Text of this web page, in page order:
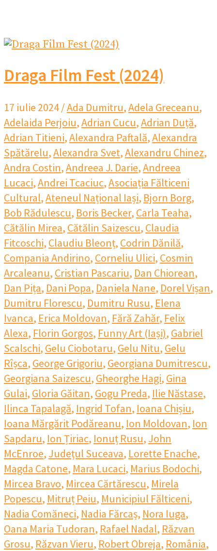
Draga Film Fest (2024)
17 iulie 2024/Ada Dumitru,Adela Greceanu,
Adelaida Perjoiu,Adrian Cucu,Adrian Duță,
Adrian Titieni,Alexandra Paftală,Alexandra
Spătărelu,Alexandra Svet,Alexandru Chinez,
Andra Costin,Andreea J. Darie,Andreea
Lucaci,Andrei Tcaciuc,Asociația Fălticeni
Cultural,Ateneul Național Iași, Bjorn Borg,
Bob Rădulescu, Boris Becker, Carla Teaha,
Cătălin Mirea, Cătălin Saizescu, Claudia
Fitcoschi, Claudiu Bleonț, Codrin Dănilă,
Compania Andirino, Corneliu Ulici, Cosmin
Arcaleanu, Cristian Pascariu, Dan Chiorean,
Dan Pița, Dani Popa, Daniela Nane, Dorel Vișan,
Dumitru Florescu, Dumitru Rusu, Elena
Ivanca, Erica Moldovan, Fără Zahăr, Felix
Alexa, Florin Gorgos, Funny Art (Iași), Gabriel
Scalschi, Gelu Ciobotaru, Gelu Nitu, Gelu
Rîșca, George Grigoriu, Georgiana Dumitrescu,
Georgiana Saizescu, Gheorghe Hagi, Gina
Gulai, Gloria Găitan, Gogu Preda, Ilie Năstase,
Ilinca Tapalagă, Ingrid Tofan, Ioana Chișiu,
Ioana Mărgărit Podăreanu, Ion Moldovan, Ion
Sapdaru, Ion Țiriac, Ionuț Rusu, John
McEnroe, Județul Suceava, Lorette Enache,
Magda Catone, Mara Lucaci, Marius Bodochi,
Mircea Bravo, Mircea Cărtărescu, Mirela
Popescu, Mitruț Peiu, Municipiul Fălticeni,
Nadia Comăneci, Nadia Fărcaș, Nora Iuga,
Oana Maria Tudoran, Rafael Nadal, Răzvan
Grosu, Răzvan Vieru, Robert Obreja, România,